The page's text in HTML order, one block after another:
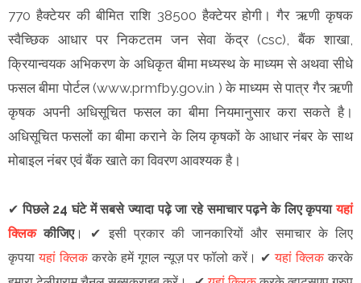
770 हैक्टेयर की बीमित राशि 38500 हैक्टेयर होगी। गैर ऋणी कृषक
स्वैच्छिक आधार पर निकटतम जन सेवा केंद्र (csc), बैंक शाखा,
क्रियान्वयक अभिकरण के अधिकृत बीमा मध्यस्थ के माध्यम से अथवा सीधे
फसल बीमा पोर्टल (www.prmfby.gov.in ) के माध्यम से पात्र गैर ऋणी
कृषक अपनी अधिसूचित फसल का बीमा नियमानुसार करा सकते है।
अधिसूचित फसलों का बीमा कराने के लिय कृषकों के आधार नंबर के साथ
मोबाइल नंबर एवं बैंक खाते का विवरण आवश्यक है।
✔पिछले 24 घंटे में सबसे ज्यादा पढ़े जा रहे समाचार पढ़ने के लिए कृपयायहां
क्लिककीजिए। ✔ इसी प्रकार की जानकारियों और समाचार के लिए
कृपयायहां क्लिककरके हमें गूगल न्यूज़ पर फॉलो करें । ✔यहां क्लिककरके